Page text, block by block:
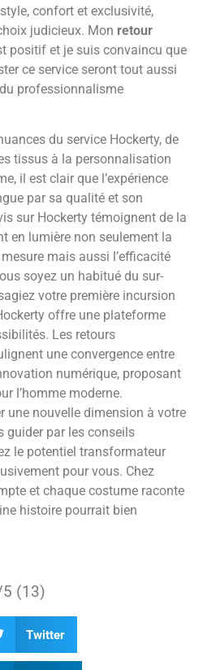
confort et exclusivité,
judicieux. Mon retour
positif et je suis convaincu que
ce service seront tout aussi
professionnalisme
du service Hockerty, de
tissus à la personnalisation
il est clair que l’expérience
par sa qualité et son
sur Hockerty témoignent de la
en lumière non seulement la
mais aussi l’efficacité
soyez un habitué du sur-
votre première incursion
offre une plateforme
Les retours
une convergence entre
numérique, proposant
l’homme moderne.
une nouvelle dimension à votre
guider par les conseils
le potentiel transformateur
pour vous. Chez
et chaque costume raconte
histoire pourrait bien
(13)
Twitter